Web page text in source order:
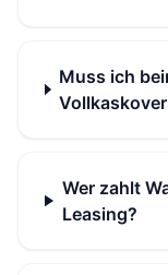
Muss ich
Wer zahlt
Leasing?